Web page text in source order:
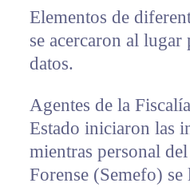
Elementos de
se acercaron al lugar
datos.
Agentes de la
Estado iniciaron las
mientras personal
Forense (Semefo) se